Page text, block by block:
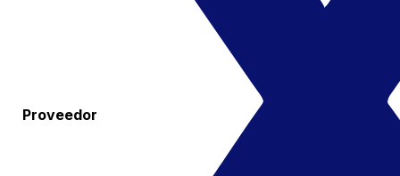
Proveedor